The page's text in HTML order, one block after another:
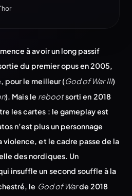
à avoir un long passif
du premier opus en 2005,
pour le meilleur (God of War III)
). Mais le rebootsorti en 2018
les cartes : le gameplay est
n’est plus un personnage
violence, et le cadre passe de la
des nordiques. Un
insuffle un second souffle à la
le God of Warde 2018